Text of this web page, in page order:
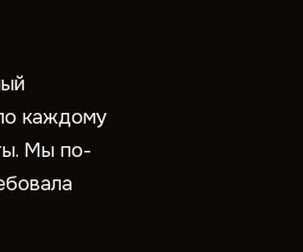
каждому
Мы по-